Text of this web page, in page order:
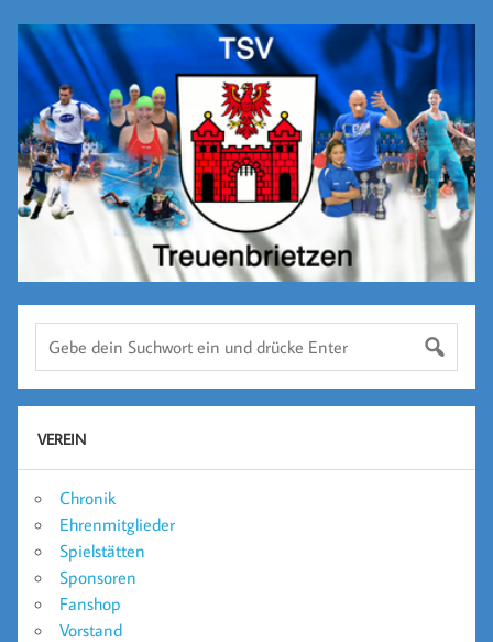
VEREIN
Chronik
Ehrenmitglieder
Spielstätten
Sponsoren
Fanshop
Vorstand